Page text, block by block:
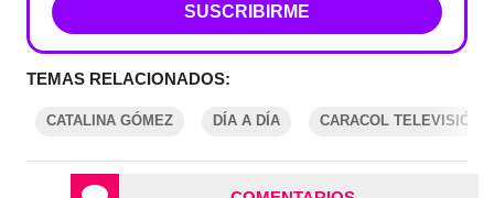
SUSCRIBIRME
TEMAS RELACIONADOS:
CATALINA GÓMEZ DÍA A DÍA CARACOL TELEVISIÓN